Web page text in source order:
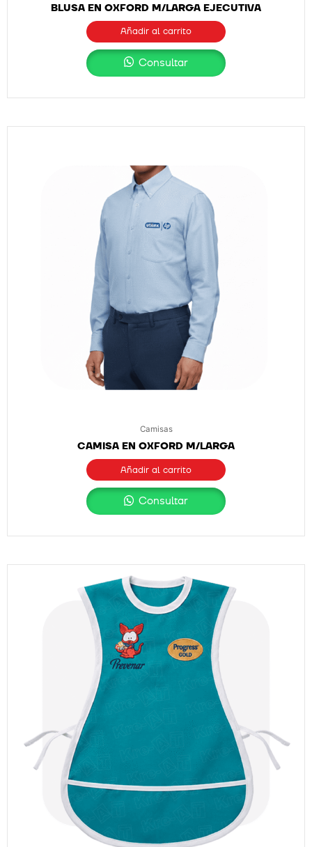
BLUSA EN OXFORD M/LARGA EJECUTIVA
Añadir al carrito
Consultar
Camisas
CAMISA EN OXFORD M/LARGA
Añadir al carrito
Consultar